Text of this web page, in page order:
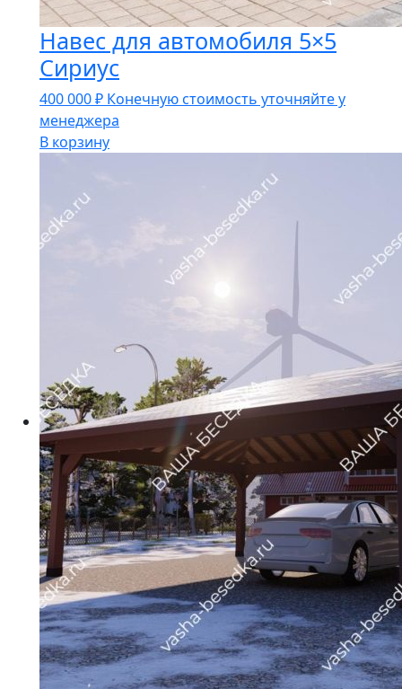
Навес для автомобиля 5×5
Сириус
400 000₽ Конечную стоимость уточняйте у
менеджера
В корзину